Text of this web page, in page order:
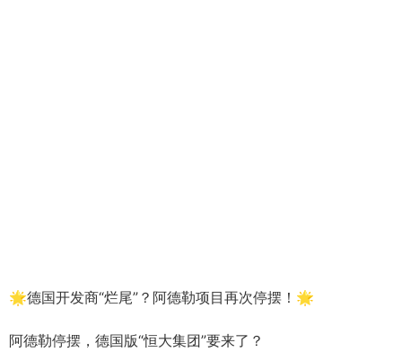
🌟德国开发商“烂尾”？阿德勒项目再次停摆！🌟
阿德勒停摆，德国版“恒大集团”要来了？